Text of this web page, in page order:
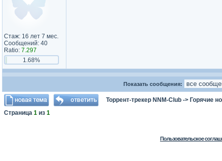
Стаж: 16 лет 7 мес.
Сообщений: 40
Ratio: 7.297
1.68%
Показать сообщения:
Торрент-трекер NNM-Club -> Горячие
Страница 1 из 1
Пользовательское